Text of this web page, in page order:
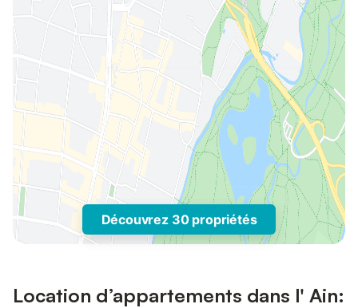
Découvrez 30 propriétés
Location d’appartements dans l' Ain: